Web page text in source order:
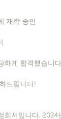
재학 중인
하게 합격했습니
드립니다!
희서입니다.